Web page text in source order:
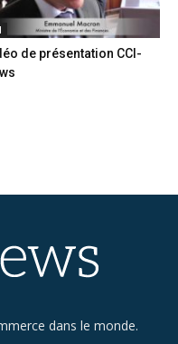
de présentation CCI-
dans le monde.